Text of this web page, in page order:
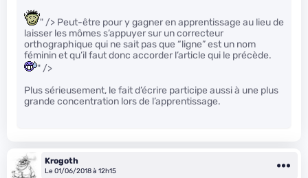
" /> Peut-être pour y gagner en apprentissage au lieu de
laisser les mômes s’appuyer sur un correcteur
orthographique qui ne sait pas que “ligne” est un nom
féminin et qu’il faut donc accorder l’article qui le précède.
" />
Plus sérieusement, le fait d’écrire participe aussi à une plus
grande concentration lors de l’apprentissage.
Krogoth
Le 01/06/2018 à 12h15